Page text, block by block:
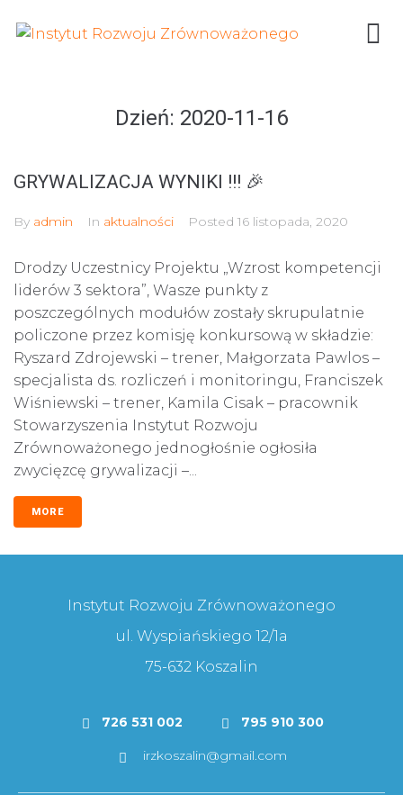
Dzień: 2020-11-16
GRYWALIZACJA WYNIKI !!! 🎉
By admin In aktualności Posted 16 listopada, 2020
Drodzy Uczestnicy Projektu „Wzrost kompetencji
liderów 3 sektora”, Wasze punkty z
poszczególnych modułów zostały skrupulatnie
policzone przez komisję konkursową w składzie:
Ryszard Zdrojewski – trener, Małgorzata Pawlos –
specjalista ds. rozliczeń i monitoringu, Franciszek
Wiśniewski – trener, Kamila Cisak – pracownik
Stowarzyszenia Instytut Rozwoju
Zrównoważonego jednogłośnie ogłosiła
zwycięzcę grywalizacji –...
MORE
Instytut Rozwoju Zrównoważonego
ul. Wyspiańskiego 12/1a
75-632 Koszalin
726 531 002 795 910 300
irzkoszalin@gmail.com